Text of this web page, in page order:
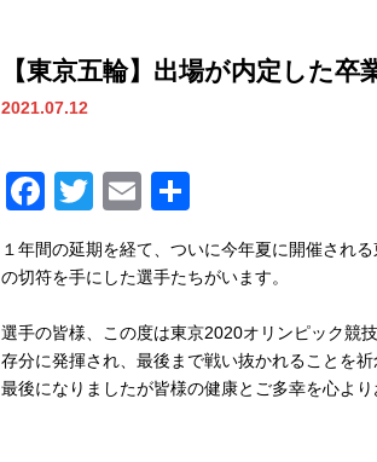
【東京五輪】出場が内定した
2021.07.12
Facebook
TwitterEmail
１年間の延期を経て、ついに今年夏に開催され
の切符を手にした選手たちがいます。
選手の皆様、この度は東京2020オリンピック競
存分に発揮され、最後まで戦い抜かれることを祈
最後になりましたが皆様の健康とご多幸を心より